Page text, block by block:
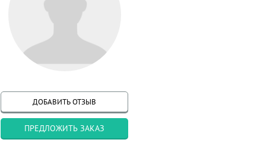
ДОБАВИТЬ ОТЗЫВ
ПРЕДЛОЖИТЬ ЗАКАЗ